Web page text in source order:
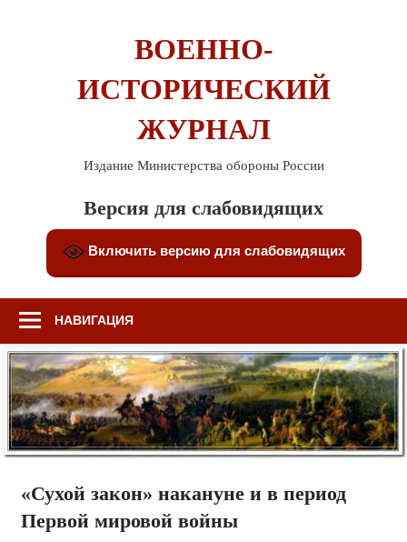
ВОЕННО-
ИСТОРИЧЕСКИЙ
ЖУРНАЛ
Издание Министерства обороны России
Версия для слабовидящих
Включить версию для слабовидящих
НАВИГАЦИЯ
«Сухой закон» накануне и в период
Первой мировой войны